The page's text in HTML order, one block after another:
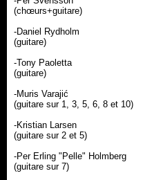
(chœurs+guitare)
-Daniel Rydholm
(guitare)
-Tony Paoletta
(guitare)
-Muris Varajić
(guitare sur 1, 3, 5, 6, 8 et 10)
-Kristian Larsen
(guitare sur 2 et 5)
-Per Erling "Pelle" Holmberg
(guitare sur 7)